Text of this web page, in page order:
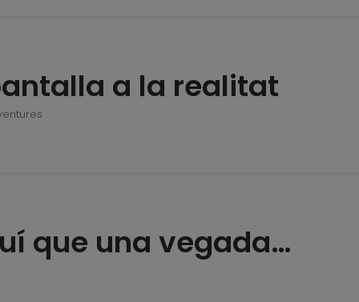
a la realitat
que una vegada…